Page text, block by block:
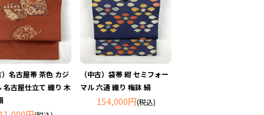
名古屋帯 茶色 カジ
名古屋仕立て 織り 木
（中古）袋帯 紺 セミフォー
マル 六通 織り 梅鉢 絹
154,000円(税込)